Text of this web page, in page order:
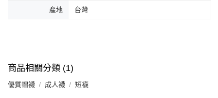
產地 台灣
商品相關分類 (1)
優質帽襪 成人襪 短襪